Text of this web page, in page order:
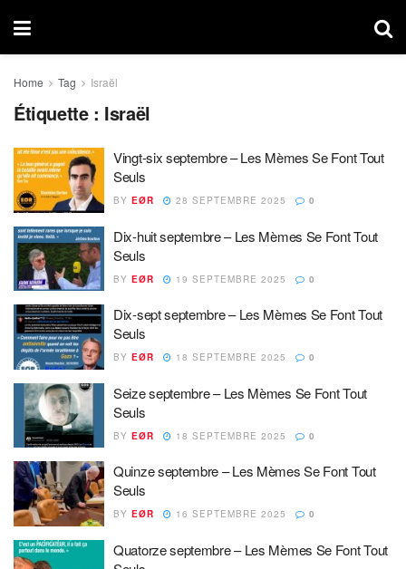
Home Tag Israël
Étiquette : Israël
Vingt-six septembre – Les Mèmes Se Font Tout
Seuls
BY EØR 28 SEPTEMBRE 2025 0
Dix-huit septembre – Les Mèmes Se Font Tout
Seuls
BY EØR 19 SEPTEMBRE 2025 0
Dix-sept septembre – Les Mèmes Se Font Tout
Seuls
BY EØR 18 SEPTEMBRE 2025 0
Seize septembre – Les Mèmes Se Font Tout
Seuls
BY EØR 18 SEPTEMBRE 2025 0
Quinze septembre – Les Mèmes Se Font Tout
Seuls
BY EØR 16 SEPTEMBRE 2025 0
Quatorze septembre – Les Mèmes Se Font Tout